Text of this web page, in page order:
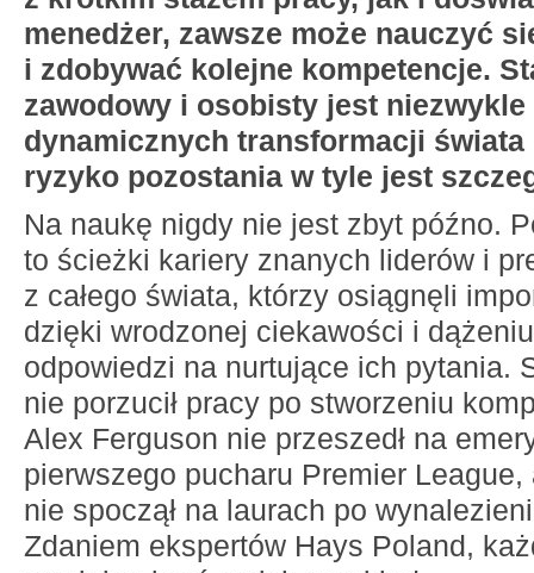
menedżer, zawsze może nauczyć
i zdobywać kolejne kompetencje.
zawodowy i osobisty jest
dynamicznych transformacji świata
ryzyko pozostania w tyle jest
Na naukę nigdy nie jest zbyt późno.
to ścieżki kariery znanych liderów i
z całego świata, którzy osiągnęli
dzięki wrodzonej ciekawości i
odpowiedzi na nurtujące ich pytania.
nie porzucił pracy po stworzeniu
Alex Ferguson nie przeszedł na
pierwszego pucharu Premier
nie spoczął na laurach po
Zdaniem ekspertów Hays Poland,